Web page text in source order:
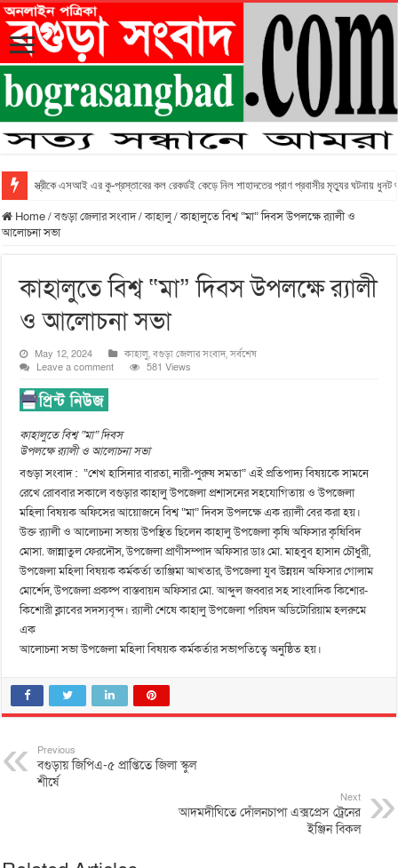
স্ত্রীকে এসআই এর কু-প্রস্তাবের কল রেকর্ডই কেড়ে নিল শাহাদতের প্রাণ প্রবাসীর মৃত্যুর ঘটনায় ধুনট
Home/বগুড়া জেলার সংবাদ/কাহালু/কাহালুতে বিশ্ব “মা” দিবস উপলক্ষে র‌্যালী ও
আলোচনা সভা
কাহালুতে বিশ্ব “মা” দিবস উপলক্ষে র‌্যালী
ও আলোচনা সভা
May 12, 2024 কাহালু,বগুড়া জেলার সংবাদ,সর্বশেষ
Leave a comment
581 Views
কাহালুতে বিশ্ব “মা” দিবস
উপলক্ষে র‌্যালী ও আলোচনা সভা
বগুড়া সংবাদ : “শেখ হাসিনার বারতা, নারী-পুরুষ সমতা” এই প্রতিপাদ্য বিষয়কে সামনে
রেখে রোববার সকালে বগুড়ার কাহালু উপজেলা প্রশাসনের সহযোগিতায় ও উপজেলা
মহিলা বিষয়ক অফিসের আয়োজনে বিশ্ব “মা” দিবস উপলক্ষে এক র‌্যালী বের করা হয়।
উক্ত র‌্যালী ও আলোচনা সভায় উপস্থিত ছিলেন কাহালু উপজেলা কৃষি অফিসার কৃষিবিদ
মোসা. জান্নাতুল ফেরদৌস, উপজেলা প্রাণীসম্পাদ অফিসার ডাঃ মো. মাহবুব হাসান চৌধুরী,
উপজেলা মহিলা বিষয়ক কর্মকর্তা তাঞ্জিমা আখতার, উপজেলা যুব উন্নয়ন অফিসার গোলাম
মোর্শেদ, উপজেলা প্রকল্প বাস্তবায়ন অফিসার মো. আব্দুল জব্বার সহ সাংবাদিক কিশোর-
কিশোরী ক্লাবের সদস্যবৃন্দ। র‌্যালী শেষে কাহালু উপজেলা পরিষদ অডিটোরিয়াম হলরুমে
এক
আলোচনা সভা উপজেলা মহিলা বিষয়ক কর্মকর্তার সভাপতিত্বে অনুষ্ঠিত হয়।
Previous
বগুড়ায় জিপিএ-৫ প্রাপ্তিতে জিলা স্কুল
শীর্ষে
Next
আদমদীঘিতে দোঁলনচাপা এক্সপ্রেস ট্রেনের
ইঞ্জিন বিকল